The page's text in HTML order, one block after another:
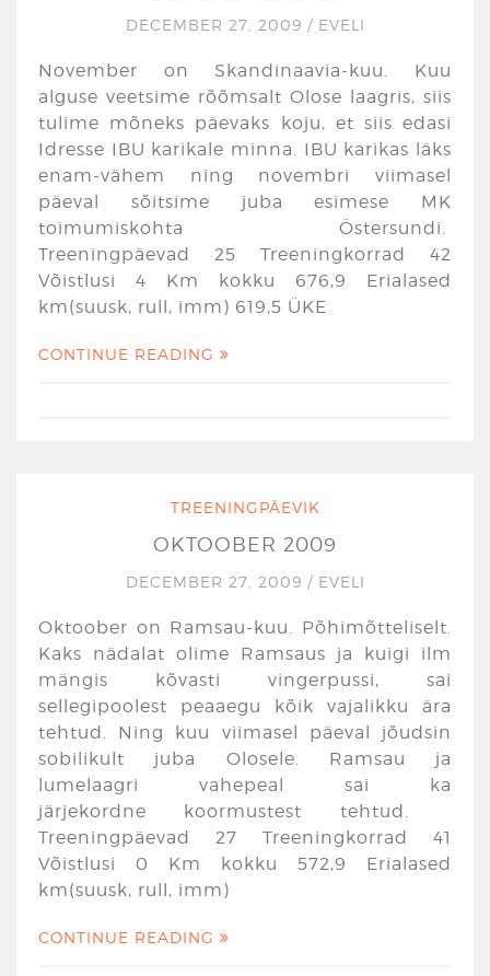
DECEMBER 27, 2009 / EVELI
November on Skandinaavia-kuu. Kuu
alguse veetsime rõõmsalt Olose laagris, siis
tulime mõneks päevaks koju, et siis edasi
Idresse IBU karikale minna. IBU karikas läks
enam-vähem ning novembri viimasel
päeval sõitsime juba esimese MK
toimumiskohta Östersundi.
Treeningpäevad 25 Treeningkorrad 42
Võistlusi 4 Km kokku 676,9 Erialased
km(suusk, rull, imm) 619,5 ÜKE
CONTINUE READING
TREENINGPÄEVIK
OKTOOBER 2009
DECEMBER 27, 2009 / EVELI
Oktoober on Ramsau-kuu. Põhimõtteliselt.
Kaks nädalat olime Ramsaus ja kuigi ilm
mängis kõvasti vingerpussi, sai
sellegipoolest peaaegu kõik vajalikku ära
tehtud. Ning kuu viimasel päeval jõudsin
sobilikult juba Olosele. Ramsau ja
lumelaagri vahepeal sai ka
järjekordne koormustest tehtud.
Treeningpäevad 27 Treeningkorrad 41
Võistlusi 0 Km kokku 572,9 Erialased
km(suusk, rull, imm)
CONTINUE READING